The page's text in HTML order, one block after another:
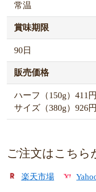
常温
賞味期限
90日
販売価格
ハーフ（150g）411
サイズ（380g）926円
ご注文はこちら
楽天市場